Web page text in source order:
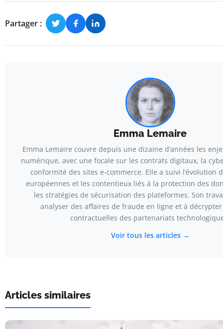
Partager :
Emma Lemaire
Emma Lemaire couvre depuis une dizaine d’années les
numérique, avec une focale sur les contrats digitaux, la
conformité des sites e-commerce. Elle a suivi l’évolution
européennes et les contentieux liés à la protection des
les stratégies de sécurisation des plateformes. Son
analyser des affaires de fraude en ligne et à
contractuelles des partenariats
Voir tous les articles →
Articles similaires